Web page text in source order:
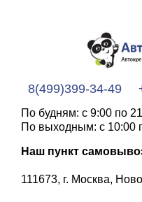
8(499)399-34-49
По будням: с 9:00 по
По выходным: с 10:00
Наш пункт
111673, г. Москва,